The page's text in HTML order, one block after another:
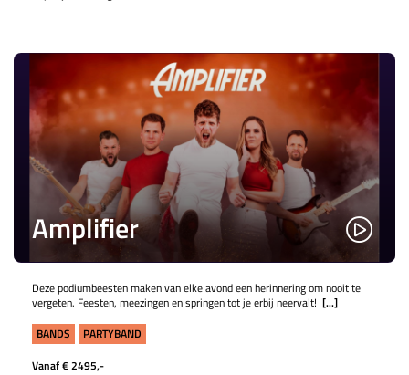
Amplifier
Deze podiumbeesten maken van elke avond een herinnering om nooit te
vergeten. Feesten, meezingen en springen tot je erbij neervalt! [...]
BANDS
PARTYBAND
Vanaf € 2495,-